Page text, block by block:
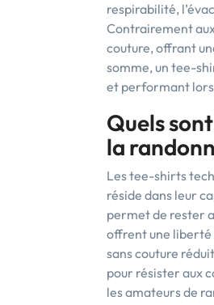
respirabilité,
Contrairement
couture, offrant
somme, un tee-
et performant lors
Quels
la
Les tee-shirts
réside dans leur
permet de rester
offrent une liberté
sans couture
pour résister aux
les amateurs de